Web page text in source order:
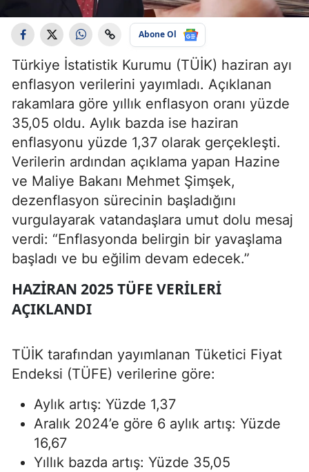
Abone Ol
Türkiye İstatistik Kurumu (TÜİK) haziran ayı
enflasyon verilerini yayımladı. Açıklanan
rakamlara göre yıllık enflasyon oranı yüzde
35,05 oldu. Aylık bazda ise haziran
enflasyonu yüzde 1,37 olarak gerçekleşti.
Verilerin ardından açıklama yapan Hazine
ve Maliye Bakanı Mehmet Şimşek,
dezenflasyon sürecinin başladığını
vurgulayarak vatandaşlara umut dolu mesaj
verdi: “Enflasyonda belirgin bir yavaşlama
başladı ve bu eğilim devam edecek.”
HAZIRAN 2025 TÜFE VERILERI
AÇIKLANDI
TÜİK tarafından yayımlanan Tüketici Fiyat
Endeksi (TÜFE) verilerine göre:
Aylık artış: Yüzde 1,37
Aralık 2024’e göre 6 aylık artış: Yüzde
16,67
Yıllık bazda artış: Yüzde 35,05